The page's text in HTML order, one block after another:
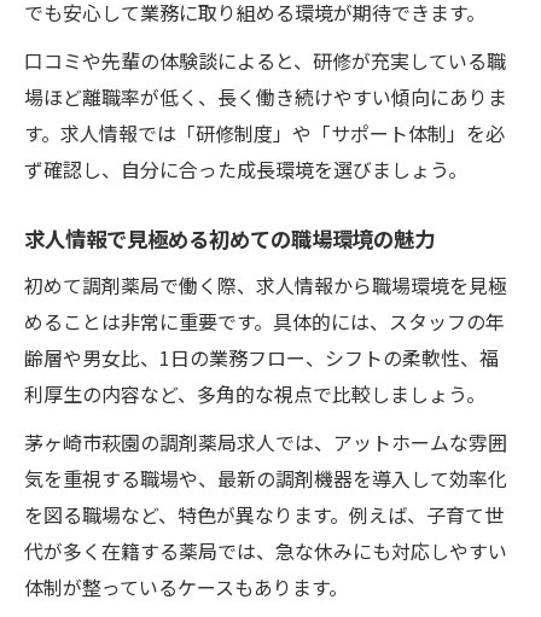
でも安心して業務に取り組める環境が期待できます。
口コミや先輩の体験談によると、研修が充実している職
場ほど離職率が低く、長く働き続けやすい傾向にありま
す。求人情報では「研修制度」や「サポート体制」を必
ず確認し、自分に合った成長環境を選びましょう。
求人情報で見極める初めての職場環境の魅力
初めて調剤薬局で働く際、求人情報から職場環境を見極
めることは非常に重要です。具体的には、スタッフの年
齢層や男女比、1日の業務フロー、シフトの柔軟性、福
利厚生の内容など、多角的な視点で比較しましょう。
茅ヶ崎市萩園の調剤薬局求人では、アットホームな雰囲
気を重視する職場や、最新の調剤機器を導入して効率化
を図る職場など、特色が異なります。例えば、子育て世
代が多く在籍する薬局では、急な休みにも対応しやすい
体制が整っているケースもあります。